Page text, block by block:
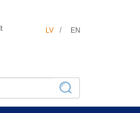
LV EN